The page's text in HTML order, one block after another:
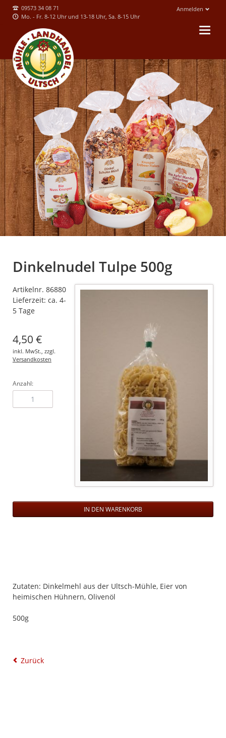
09573 34 08 71
Mo. - Fr. 8-12 Uhr und 13-18 Uhr, Sa. 8-15 Uhr
Anmelden
Dinkelnudel Tulpe 500g
Artikelnr. 86880
Lieferzeit: ca. 4-
5 Tage
4,50 €
inkl. MwSt., zzgl.
Versandkosten
Anzahl:
Zutaten: Dinkelmehl aus der Ultsch-Mühle, Eier von
heimischen Hühnern, Olivenöl
500g
Zurück